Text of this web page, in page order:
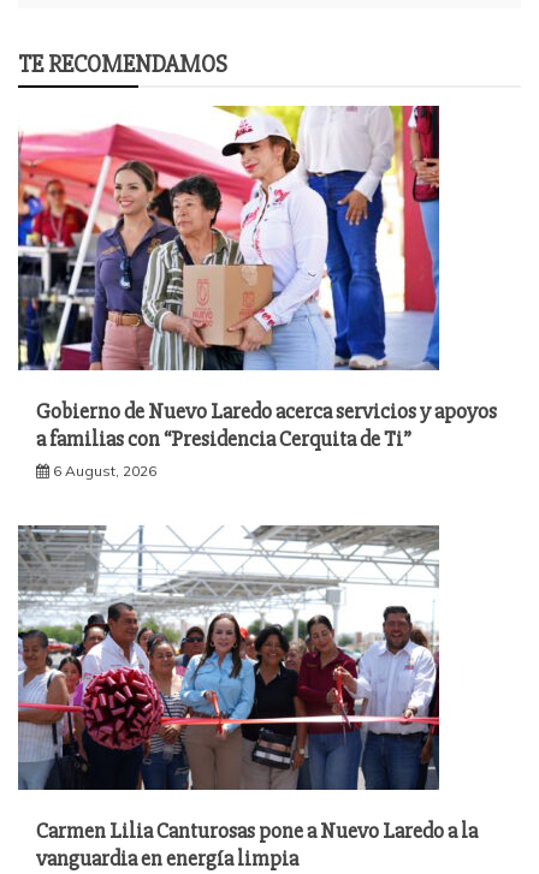
TE RECOMENDAMOS
Gobierno de Nuevo Laredo acerca servicios y apoyos
a familias con “Presidencia Cerquita de Ti”
6 August, 2026
Carmen Lilia Canturosas pone a Nuevo Laredo a la
vanguardia en energía limpia